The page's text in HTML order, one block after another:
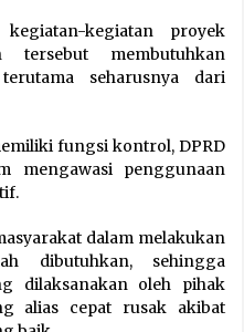
kegiatan proyek
tersebut membutuhkan
seharusnya dari
fungsi kontrol, DPRD
mengawasi penggunaan
dalam melakukan
dibutuhkan, sehingga
dilaksanakan oleh pihak
alias cepat rusak akibat